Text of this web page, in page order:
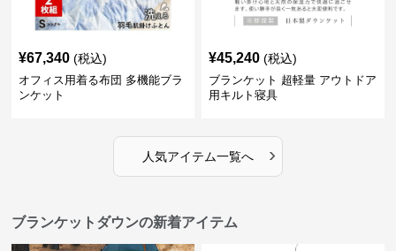
¥67,340 (税込)
オフィス用着る布団 多機能ブラ
ンケット
¥45,240 (税込)
ブランケット 超軽量 アウトドア
用キルト寝具
人気アイテム一覧へ ›
ブランケットダウンの新着アイテム